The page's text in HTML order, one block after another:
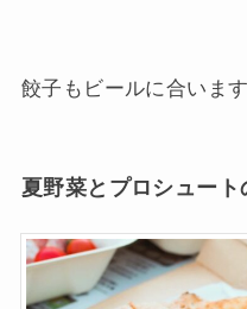
餃子もビールに合います
夏野菜とプロシュート